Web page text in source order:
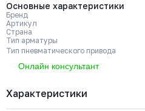
Основные характеристики
Бренд
Артикул
Страна
Тип арматуры
Тип пневматического привода
Онлайн консультант
Характеристики